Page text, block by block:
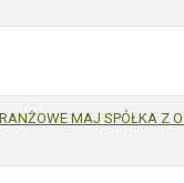
MAJ SPÓŁKA Z